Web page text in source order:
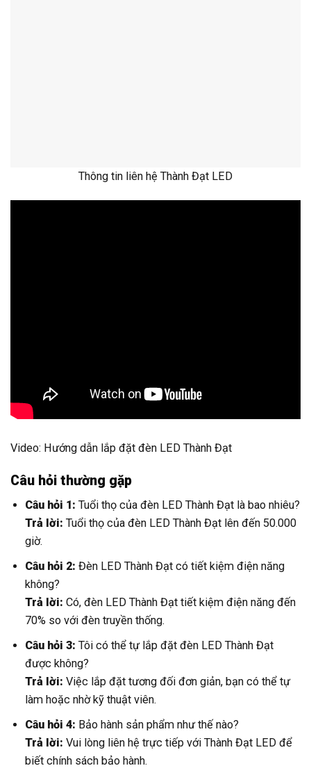
Câu hỏi thường gặp
Trả lời:Tuổi thọ của đèn LED Thành Đạt lên đến 50.000
giờ.
Câu hỏi 2: Đèn LED Thành Đạt có tiết kiệm điện năng
không?
Trả lời:
Câu hỏi 3:
được không?
Trả lời:
Việc lắp đặt tương đối đơn giản, bạn có thể tự
Câu hỏi 4:
Bảo hành sản phẩm như thế nào?
Trả lời: Vui lòng liên hệ trực tiếp với Thành Đạt LED để
biết chính sách bảo hành.
Câu hỏi 5: Đèn LED Thành Đạt có chịu được thời tiết
khắc nghiệt không?
Trả lời: Có, đèn được thiết kế chắc chắn, chịu được thời